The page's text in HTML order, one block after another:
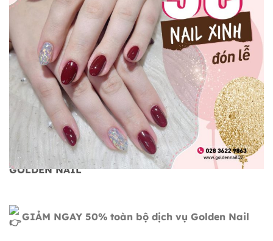
NAIL XINH ĐÓN LỄ – DEAL VÀNG CỰC ĐỈNH TẠI
GOLDEN NAIL
GIẢM NGAY 50% toàn bộ dịch vụ Golden Nail